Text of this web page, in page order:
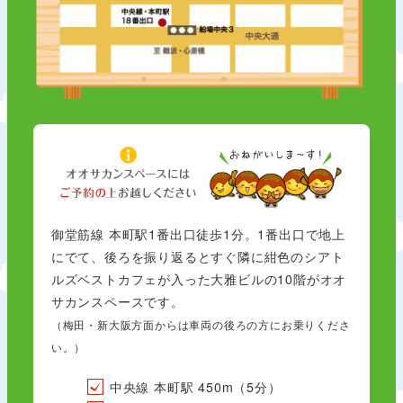
御堂筋線 本町駅1番出口徒歩1分。1番出口で地上
にでて、後ろを振り返るとすぐ隣に紺色のシアト
ルズベストカフェが入った大雅ビルの10階がオオ
サカンスペースです。
（梅田・新大阪方面からは車両の後ろの方にお乗りくださ
い。）
中央線 本町駅 450m（5分）